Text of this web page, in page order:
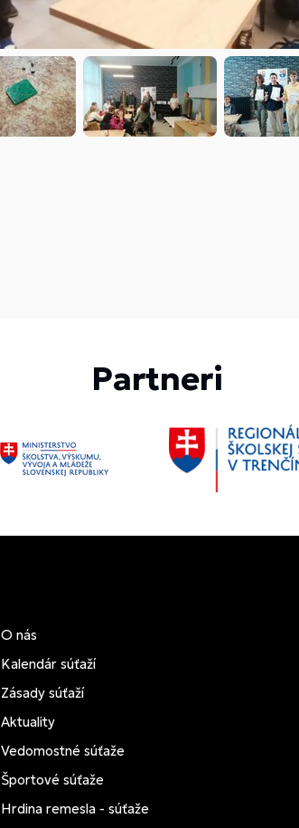
Partneri
O nás
Kalendár súťaží
Zásady súťaží
Aktuality
Vedomostné súťaže
Športové súťaže
Hrdina remesla - súťaže